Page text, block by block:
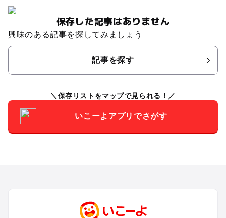
保存した記事はありません
興味のある記事を探してみましょう
記事を探す
保存リストをマップで見られる！
いこーよアプリでさがす